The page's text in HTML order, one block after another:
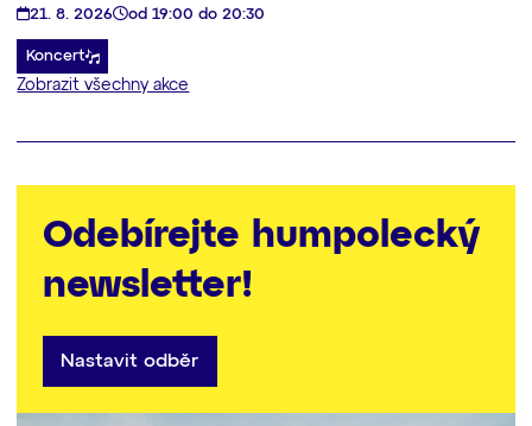
21. 8. 2026 od 19:00 do 20:30
Koncert
Zobrazit všechny akce
Odebírejte humpolecký
newsletter!
Nastavit odběr